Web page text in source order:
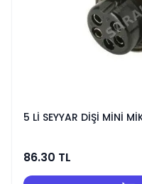
5 Lİ SEYYAR DİŞİ MİNİ
86.30 TL